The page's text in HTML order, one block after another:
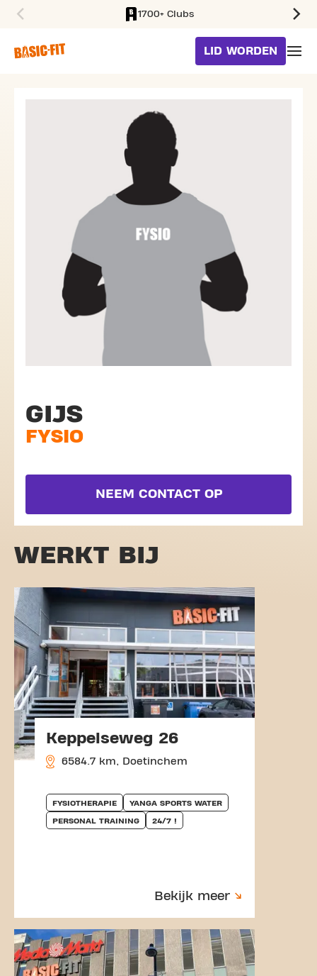
1700+ Clubs
LID WORDEN
GIJS
FYSIO
NEEM CONTACT OP
WERKT BIJ
Keppelseweg 26
6584.7 km, Doetinchem
FYSIOTHERAPIE YANGA SPORTS WATER
PERSONAL TRAINING 24/7 !
Bekijk meer